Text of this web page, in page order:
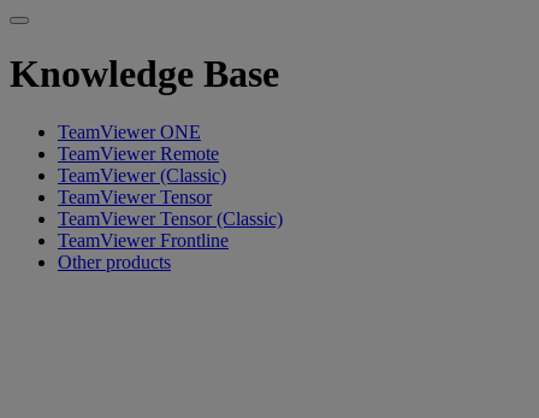
Knowledge Base
TeamViewer ONE
TeamViewer Remote
TeamViewer (Classic)
TeamViewer Tensor
TeamViewer Tensor (Classic)
TeamViewer Frontline
Other products